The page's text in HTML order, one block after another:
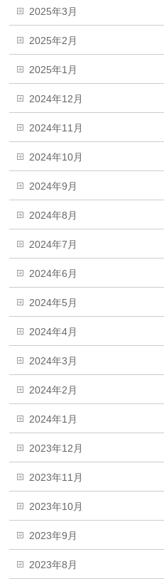
2025年3月
2025年2月
2025年1月
2024年12月
2024年11月
2024年10月
2024年9月
2024年8月
2024年7月
2024年6月
2024年5月
2024年4月
2024年3月
2024年2月
2024年1月
2023年12月
2023年11月
2023年10月
2023年9月
2023年8月